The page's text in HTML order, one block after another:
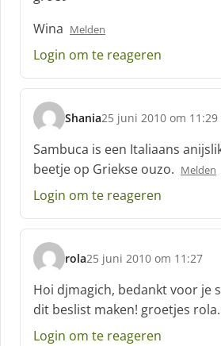
Wina Melden
Login om te reageren
Shania
s
c
h
r
e
f
25 juni 2010 om 11:29
Sambuca is een Italiaans
beetje op Griekse ouzo. Melden
Login om te reageren
rola
s
c
h
r
e
25 juni 2010 om 11:27
Hoi djmagich, bedankt voor je
dit beslist maken! groetjes
Login om te reageren